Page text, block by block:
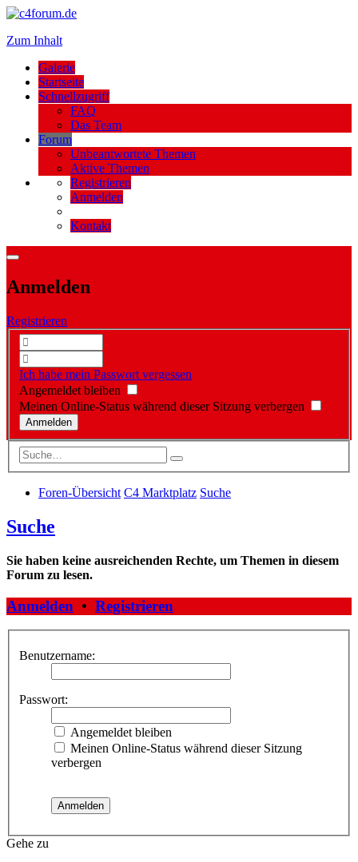
Zum Inhalt
Galerie
Startseite
Schnellzugriff
FAQ
Das Team
Forum
Unbeantwortete Themen
Aktive Themen
Registrieren
Anmelden
Kontakt
Anmelden
Registrieren
Ich habe mein Passwort vergessen
Angemeldet bleiben
Meinen Online-Status während dieser Sitzung verbergen
Foren-Übersicht C4 Marktplatz Suche
Suche
Sie haben keine ausreichenden Rechte, um Themen in diesem
Forum zu lesen.
Anmelden • Registrieren
Benutzername:
Passwort:
Angemeldet bleiben
Meinen Online-Status während dieser Sitzung
verbergen
Gehe zu